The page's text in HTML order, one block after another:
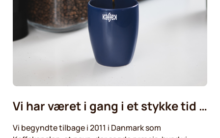
Vi har været i gang i et stykke tid …
Vi begyndte tilbage i 2011 i Danmark som